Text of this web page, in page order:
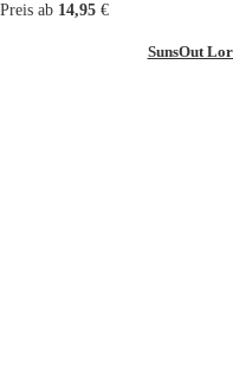
Preis ab 14,95 €
SunsOut